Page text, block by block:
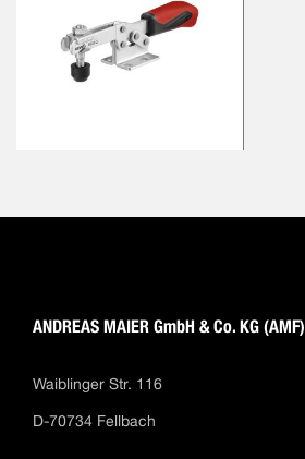
ANDREAS MAIER GmbH & Co. KG (AMF)
Waiblinger Str. 116
D-70734 Fellbach